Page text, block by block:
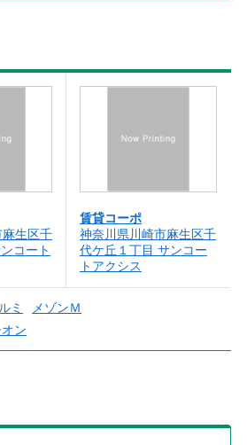
生区千
コート
賃貸コーポ
神奈川県川崎市麻生区千
代ケ丘１丁目 サンコー
トアクシス
ミ
メゾンＭ
ン